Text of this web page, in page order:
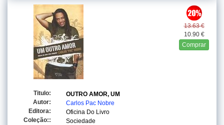
13.63 €
10.90 €
Comprar
Titulo:
OUTRO AMOR, UM
Autor:
Carlos Pac Nobre
Editora:
Oficina Do Livro
Coleção::
Sociedade